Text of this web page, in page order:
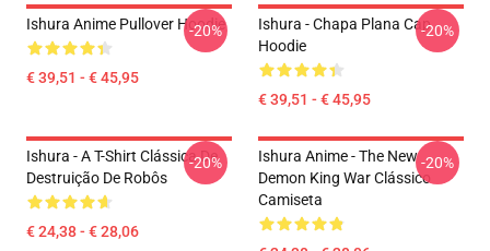
Ishura Anime Pullover Hoodie
€ 39,51 - € 45,95
-20%
Ishura - Chapa Plana Cap
Hoodie
€ 39,51 - € 45,95
-20%
Ishura - A T-Shirt Clássica De
Destruição De Robôs
€ 24,38 - € 28,06
-20%
Ishura Anime - The New
Demon King War Clássico
Camiseta
-20%